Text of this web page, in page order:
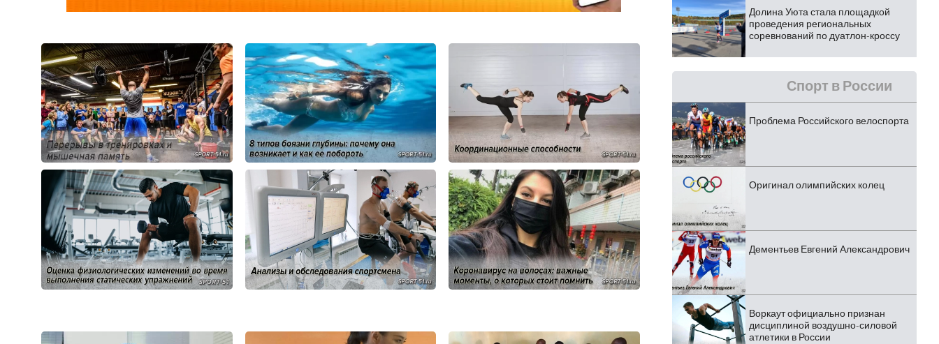
Долина Уюта стала площадкой
проведения региональных
соревнований по дуатлон-кроссу
Спорт в России
Проблема Российского велоспорта
Оригинал олимпийских колец
Дементьев Евгений Александрович
Воркаут официально признан
дисциплиной воздушно-силовой
атлетики в России